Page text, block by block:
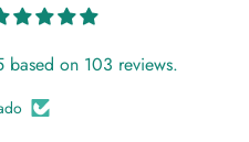
based on 103 reviews.